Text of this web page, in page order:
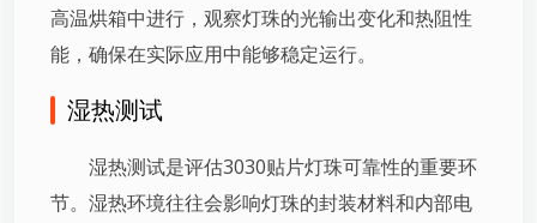
高温烘箱中进行，观察灯珠的光输出变化和热阻性
能，确保在实际应用中能够稳定运行。
湿热测试
湿热测试是评估3030贴片灯珠可靠性的重要环
节。湿热环境往往会影响灯珠的封装材料和内部电